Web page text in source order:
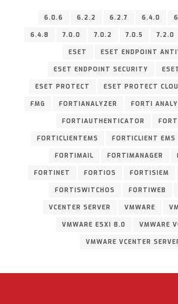
6.0.6 6.2.2 6.2.7 6.4.0
6.4.8 7.0.0 7.0.2 7.0.5 7.2.0
ESET ESET ENDPOINT
ESET ENDPOINT SECURITY
ESET PROTECT ESET PROTECT
FMG FORTIANALYZER FORTI
FORTIAUTHENTICATOR
FORTICLIENTEMS FORTICLIENT EMS
FORTIMAIL FORTIMANAGER
FORTINET FORTIOS FORTISIEM
FORTISWITCHOS FORTIWEB
VCENTER SERVER VMWARE
VMWARE ESXI 8.0 VMWARE
VMWARE VCENTER